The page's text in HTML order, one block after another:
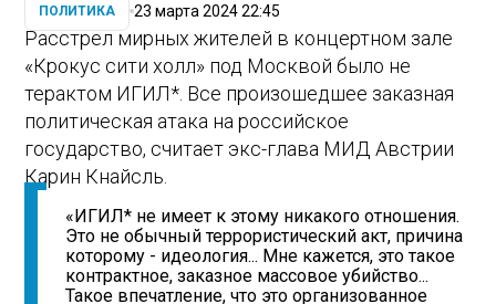
ПОЛИТИКА 23 марта 2024 22:45
Расстрел мирных жителей в концертном зале
«Крокус сити холл» под Москвой было не
терактом ИГИЛ*. Все произошедшее заказная
политическая атака на российское
государство, считает экс-глава МИД Австрии
Карин Кнайсль.
«ИГИЛ* не имеет к этому никакого отношения.
Это не обычный террористический акт, причина
которому - идеология... Мне кажется, это такое
контрактное, заказное массовое убийство...
Такое впечатление, что это организованное